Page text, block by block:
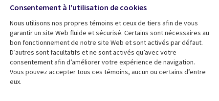
Ressources
Library
Articles
Support
réseaux
Social
Media
MAROC
Consentement à l'utilisation de cookies
Nous utilisons nos propres témoins et ceux de tiers afin de vous
garantir un site Web fluide et sécurisé. Certains sont nécessaires au
bon fonctionnement de notre site Web et sont activés par défaut.
D’autres sont facultatifs et ne sont activés qu’avec votre
consentement afin d’améliorer votre expérience de navigation.
Vous pouvez accepter tous ces témoins, aucun ou certains d’entre
eux.